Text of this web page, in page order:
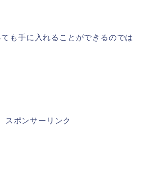
も手に入れることができるのでは
スポンサーリンク